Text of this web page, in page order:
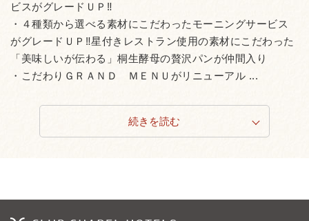
ビスがグレードＵＰ‼
・４種類から選べる素材にこだわったモーニングサービス
がグレードＵＰ‼星付きレストラン使用の素材にこだわった
「美味しいが伝わる」桐生酵母の贅沢パンが仲間入り
・こだわりＧＲＡＮＤ ＭＥＮＵがリニューアル ...
続きを読む